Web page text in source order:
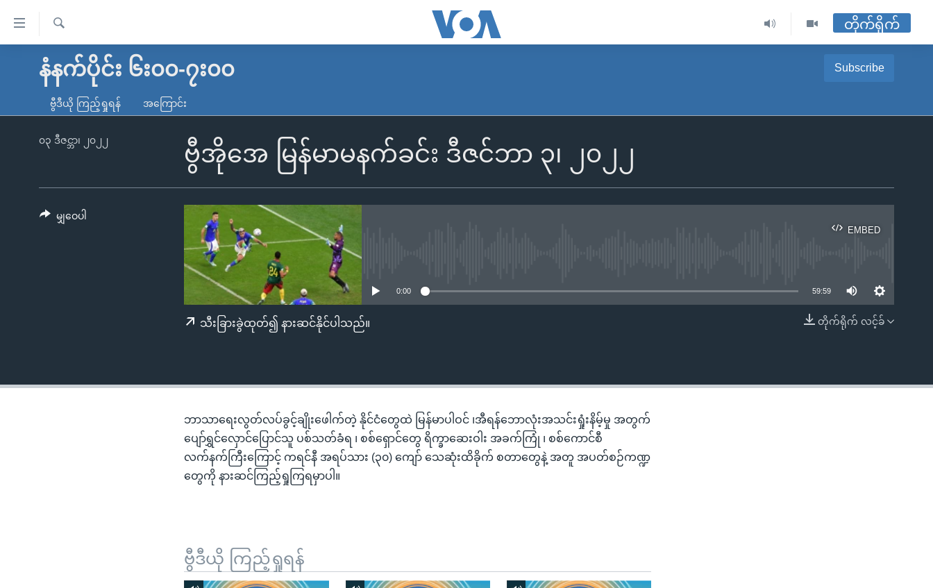
လွယ်ကူ
သည့်
ကျော်
မူလစာမျက်နှာ
ကမ္ဘာ့သတင်းများ
နိုင်ငံတကာ
တရုတ်
အစ္စရေး-ပါလက်စတိုင်း
ရပ်ဝန်းတခု လမ်းတခု အလွန်
အင်္ဂလိပ်စာလေ့လာမယ်
ရ
လာ
တိုက်ရိုက်
နံနက်ပိုင်း ၆း၀၀-၇း၀၀ Subscribe
Apple Podcasts
Spotify
ဗွီဒီယို ကြည့်ရှုရန် အကြောင်း
ဗွီအိုအေ မြန်မာမနက်ခင်း ဒီဇင်ဘာ ၃၊ ၂၀၂၂
၀၃ ဒီဇင္ဘာ၊ ၂၀၂၂
EMBED
EMBED
0:00 59:59
တိုက်ရိုက် လင့်ခ်
သီးခြားခွဲထုတ်၍ နားဆင်နိုင်ပါသည်။
မျှဝေပါ
ဘာသာရေးလွတ်လပ်ခွင့်ချိုးဖေါက်တဲ့ နိုင်ငံတွေထဲ မြန်မာပါဝင် ၊အီရန်ဘောလုံးအသင်းရှုံးနိမ့်မှု အတွက်
ပျော်ရွှင်လှောင်ပြောင်သူ ပစ်သတ်ခံရ ၊ စစ်ရှောင်တွေ ရိက္ခာဆေးဝါး အခက်ကြုံ ၊ စစ်ကောင်စီ
လက်နက်ကြီးကြောင့် ကရင်နီ အရပ်သား (၃၀) ကျော် သေဆုံးထိခိုက် စတာတွေနဲ့ အတူ အပတ်စဉ်ကဏ္ဍ
တွေကို နားဆင်ကြည့်ရှုကြရမှာပါ။
ဗွီဒီယို ကြည့်ရှုရန်